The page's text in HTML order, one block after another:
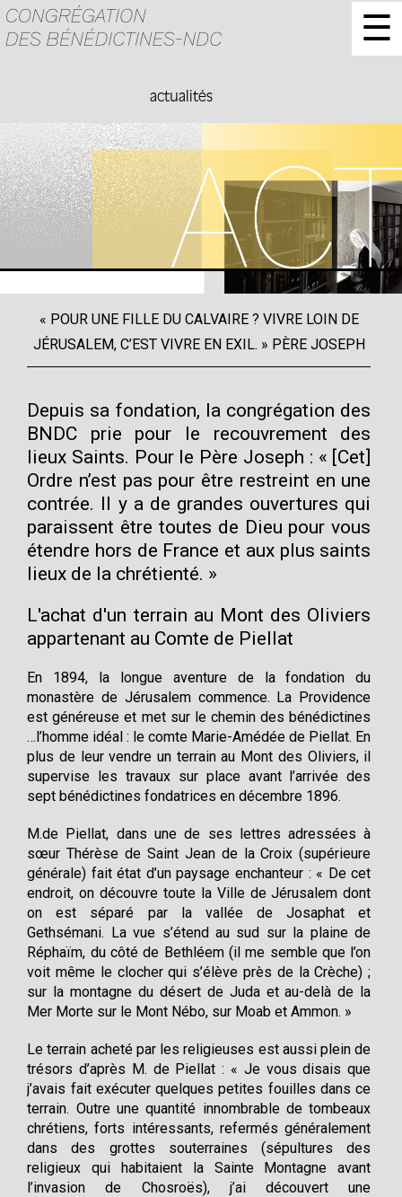
☰
actualités
« POUR UNE FILLE DU CALVAIRE ? VIVRE LOIN DE
JÉRUSALEM, C’EST VIVRE EN EXIL. » PÈRE JOSEPH
Depuis sa fondation, la congrégation des
BNDC prie pour le recouvrement des
lieux Saints. Pour le Père Joseph : « [Cet]
Ordre n’est pas pour être restreint en une
contrée. Il y a de grandes ouvertures qui
paraissent être toutes de Dieu pour vous
étendre hors de France et aux plus saints
lieux de la chrétienté. »
L'achat d'un terrain au Mont des Oliviers
appartenant au Comte de Piellat
En 1894, la longue aventure de la fondation du
monastère de Jérusalem commence. La Providence
est généreuse et met sur le chemin des bénédictines
…l’homme idéal : le comte Marie-Amédée de Piellat. En
plus de leur vendre un terrain au Mont des Oliviers, il
supervise les travaux sur place avant l’arrivée des
sept bénédictines fondatrices en décembre 1896.
M.de Piellat, dans une de ses lettres adressées à
sœur Thérèse de Saint Jean de la Croix (supérieure
générale) fait état d’un paysage enchanteur : « De cet
endroit, on découvre toute la Ville de Jérusalem dont
on est séparé par la vallée de Josaphat et
Gethsémani. La vue s’étend au sud sur la plaine de
Réphaïm, du côté de Bethléem (il me semble que l’on
voit même le clocher qui s’élève près de la Crèche) ;
sur la montagne du désert de Juda et au-delà de la
Mer Morte sur le Mont Nébo, sur Moab et Ammon. »
Le terrain acheté par les religieuses est aussi plein de
trésors d’après M. de Piellat : « Je vous disais que
j’avais fait exécuter quelques petites fouilles dans ce
terrain. Outre une quantité innombrable de tombeaux
chrétiens, forts intéressants, refermés généralement
dans des grottes souterraines (sépultures des
religieux qui habitaient la Sainte Montagne avant
l’invasion de Chosroës), j’ai découvert une